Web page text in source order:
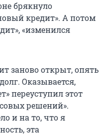
брякнуло
кредит». А потом
«изменился
заново открыт, опять
Оказывается,
переуступил этот
решений».
и на то, что я
эта